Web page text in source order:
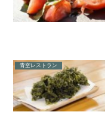
青空レストラン